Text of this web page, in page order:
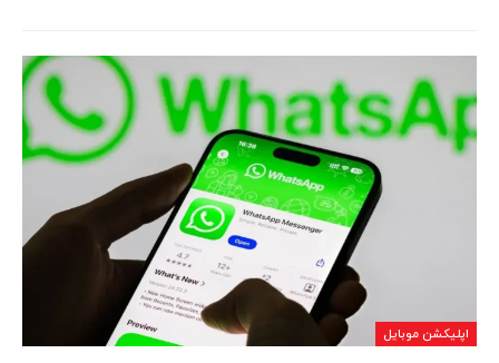
اپلیکشن موبایل